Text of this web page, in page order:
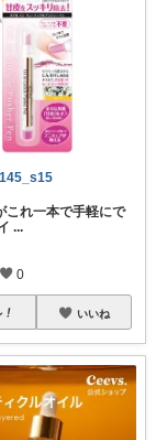
これ一本で手軽にで
...
0
いいね